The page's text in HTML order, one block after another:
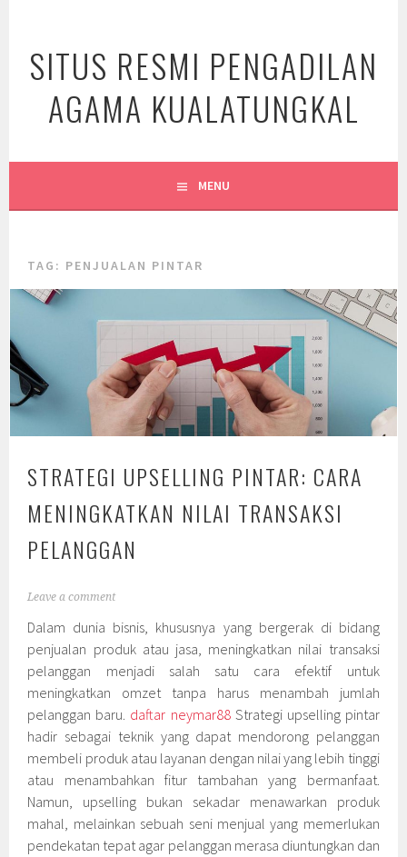
content
SITUS RESMI PENGADILAN
AGAMA KUALATUNGKAL
MENU
TAG: PENJUALAN PINTAR
STRATEGI UPSELLING PINTAR: CARA
MENINGKATKAN NILAI TRANSAKSI
PELANGGAN
Leave a comment
Dalam dunia bisnis, khususnya yang bergerak di bidang
penjualan produk atau jasa, meningkatkan nilai transaksi
pelanggan menjadi salah satu cara efektif untuk
meningkatkan omzet tanpa harus menambah jumlah
pelanggan baru. daftar neymar88Strategi upselling pintar
hadir sebagai teknik yang dapat mendorong pelanggan
membeli produk atau layanan dengan nilai yang lebih tinggi
atau menambahkan fitur tambahan yang bermanfaat.
Namun, upselling bukan sekadar menawarkan produk
mahal, melainkan sebuah seni menjual yang memerlukan
pendekatan tepat agar pelanggan merasa diuntungkan dan